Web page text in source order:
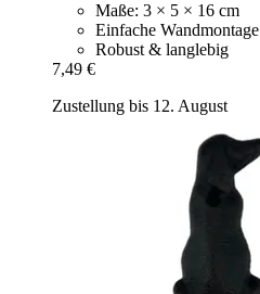
Maße: 3 × 5 × 16 cm
Einfache Wandmontage
Robust & langlebig
7,49 €
Zustellung bis 12. August